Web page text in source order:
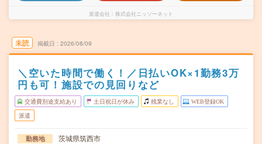
派遣会社 株式会社ニッソーネット
未読 掲載日 2026/08/09
＼空いた時間で働く！／日払いOK×1勤務3万
円も可！施設での見回りなど
交通費別途支給あり 土日祝日が休み 残業なし WEB登録OK
派遣
勤務地
茨城県筑西市